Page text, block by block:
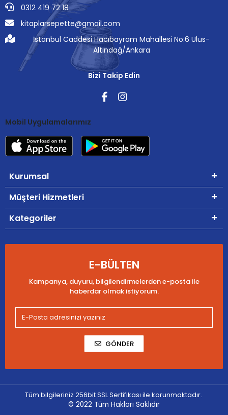
0312 419 72 18
kitaplarsepette@gmail.com
İstanbul Caddesi Hacıbayram Mahallesi No:6 Ulus-
Altındağ/Ankara
Bizi Takip Edin
Mobil Uygulamalarımız
Kurumsal
Müşteri Hizmetleri
Kategoriler
E-BÜLTEN
Kampanya, duyuru, bilgilendirmelerden e-posta ile
haberdar olmak istiyorum.
GÖNDER
Tüm bilgileriniz 256bit SSL Sertifikası ile korunmaktadır.
© 2022 Tüm Hakları Saklıdır